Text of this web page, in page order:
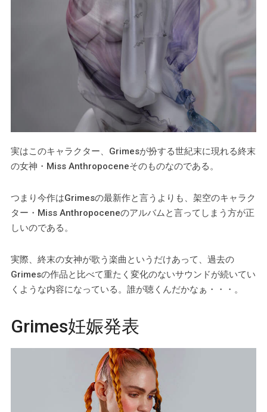
実はこのキャラクター、Grimesが扮する世紀末に現れる終末
の女神・Miss Anthropoceneそのものなのである。
つまり今作はGrimesの最新作と言うよりも、架空のキャラク
ター・Miss Anthropoceneのアルバムと言ってしまう方が正
しいのである。
実際、終末の女神が歌う楽曲というだけあって、過去の
Grimesの作品と比べて重たく変化のないサウンドが続いてい
くような内容になっている。誰が聴くんだかなぁ・・・。
Grimes妊娠発表